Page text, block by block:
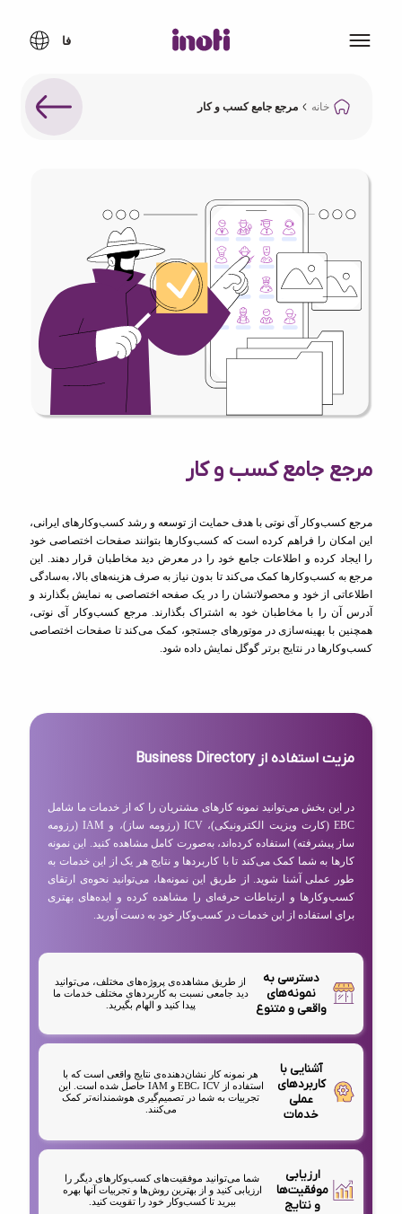
خانه مرجع جامع کسب و کار
مرجع جامع کسب و کار
مرجع کسب‌وکار آی نوتی با هدف حمایت از توسعه و رشد کسب‌وکارهای ایرانی،
این امکان را فراهم کرده است که کسب‌وکارها بتوانند صفحات اختصاصی خود
را ایجاد کرده و اطلاعات جامع خود را در معرض دید مخاطبان قرار دهند. این
مرجع به کسب‌وکارها کمک می‌کند تا بدون نیاز به صرف هزینه‌های بالا، به‌سادگی
اطلاعاتی از خود و محصولاتشان را در یک صفحه اختصاصی به نمایش بگذارند و
آدرس آن را با مخاطبان خود به اشتراک بگذارند. مرجع کسب‌وکار آی نوتی،
همچنین با بهینه‌سازی در موتورهای جستجو، کمک می‌کند تا صفحات اختصاصی
کسب‌وکارها در نتایج برتر گوگل نمایش داده شود.
مزیت استفاده از Business Directory
در این بخش می‌توانید نمونه کارهای مشتریان را که از خدمات ما شامل
EBC (کارت ویزیت الکترونیکی)، ICV (رزومه ساز)، و IAM (رزومه
ساز پیشرفته) استفاده کرده‌اند، به‌صورت کامل مشاهده کنید. این نمونه
کارها به شما کمک می‌کند تا با کاربردها و نتایج هر یک از این خدمات به
طور عملی آشنا شوید. از طریق این نمونه‌ها، می‌توانید نحوه‌ی ارتقای
کسب‌وکارها و ارتباطات حرفه‌ای را مشاهده کرده و ایده‌های بهتری
برای استفاده از این خدمات در کسب‌وکار خود به دست آورید.
دسترسی به
نمونه‌های
واقعی و متنوع
از طریق مشاهده‌ی پروژه‌های مختلف، می‌توانید
دید جامعی نسبت به کاربردهای مختلف خدمات ما
پیدا کنید و الهام بگیرید.
آشنایی با
کاربردهای
عملی
خدمات
هر نمونه کار نشان‌دهنده‌ی نتایج واقعی است که با
استفاده از EBC، ICV و IAM حاصل شده است. این
تجربیات به شما در تصمیم‌گیری هوشمندانه‌تر کمک
می‌کنند.
ارزیابی
موفقیت‌ها
و نتایج
شما می‌توانید موفقیت‌های کسب‌وکارهای دیگر را
ارزیابی کنید و از بهترین روش‌ها و تجربیات آنها بهره
ببرید تا کسب‌وکار خود را تقویت کنید.